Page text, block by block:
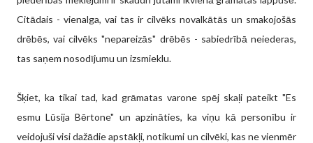
Citādais - vienalga, vai tas ir cilvēks novalkātās un smakojošās
drēbēs, vai cilvēks "nepareizās" drēbēs - sabiedrībā neiederas,
tas saņem nosodījumu un izsmieklu.
Šķiet, ka tikai tad, kad grāmatas varone spēj skaļi pateikt "Es
esmu Lūsija Bērtone" un apzināties, ka viņu kā personību ir
veidojuši visi dažādie apstākļi, notikumi un cilvēki, kas ne vienmēr